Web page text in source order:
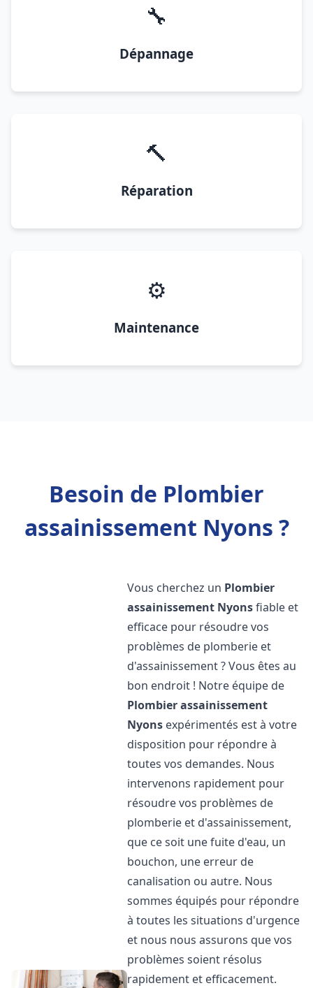
🔧
Dépannage
🔨
Réparation
⚙️
Maintenance
Besoin de Plombier
assainissement Nyons ?
Vous cherchez un Plombier
assainissement Nyonsfiable et
efficace pour résoudre vos
problèmes de plomberie et
d'assainissement ? Vous êtes au
bon endroit ! Notre équipe de
Plombier assainissement
Nyons expérimentés est à votre
disposition pour répondre à
toutes vos demandes. Nous
intervenons rapidement pour
résoudre vos problèmes de
plomberie et d'assainissement,
que ce soit une fuite d'eau, un
bouchon, une erreur de
canalisation ou autre. Nous
sommes équipés pour répondre
à toutes les situations d'urgence
et nous nous assurons que vos
problèmes soient résolus
rapidement et efficacement.